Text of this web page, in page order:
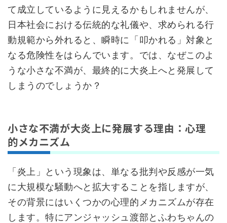
て成立しているように見えるかもしれませんが、
日本社会における伝統的な礼儀や、求められる行
動規範から外れると、瞬時に「叩かれる」対象と
なる危険性をはらんでいます。では、なぜこのよ
うな小さな不満が、最終的に大炎上へと発展して
しまうのでしょうか？
小さな不満が大炎上に発展する理由：心理
的メカニズム
「炎上」という現象は、単なる批判や反感が一気
に大規模な騒動へと拡大することを指しますが、
その背景にはいくつかの心理的メカニズムが存在
します。特にアンジャッシュ渡部とふわちゃんの